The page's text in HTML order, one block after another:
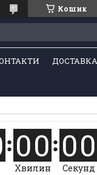
Кошик
00
Хвилин
00
Секунд